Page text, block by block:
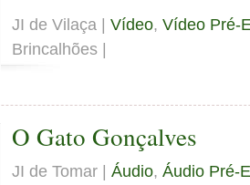
JI de Vilaça |Vídeo,Vídeo Pré-
Brincalhões |
O Gato Gonçalves
JI de Tomar |Áudio,Áudio Pré-